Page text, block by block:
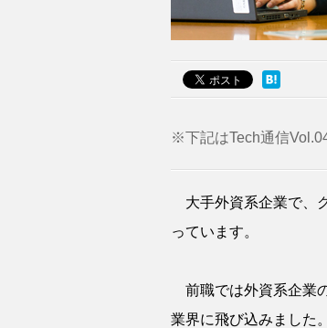
※下記はTech通信
大手外資系企業で、
っています。
前職では外資系企業
業界に飛び込みました